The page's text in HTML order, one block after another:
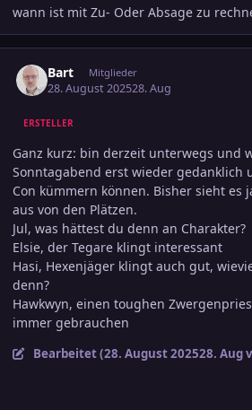
wann ist mit Zu- Oder Absage zu
Bart Mitglieder
28. August 202528. Aug
ERSTELLER
Ganz kurz: bin derzeit unterwegs und
Sonntagabend erst wieder gedanklich
Con kümmern können. Bisher sieht es
aus von den Plätzen.
Jul, was hättest du denn an Charakter?
Elsie, der Tegare klingt interessant
Hasi, Hexenjäger klingt auch gut,
denn?
Hawkwyn, einen toughen
immer gebrauchen
Bearbeitet (28. August 202528. Aug